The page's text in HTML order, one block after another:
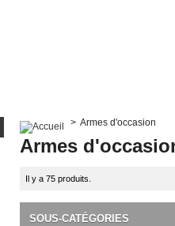
> Armes d'occasion
Armes
Il y a 75 produits.
SOUS-CATÉGORIES